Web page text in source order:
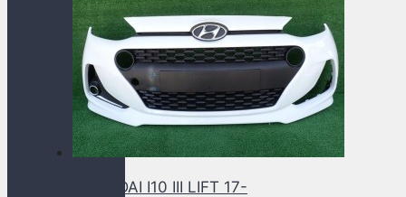
HYUNDAI I10 III LIFT 17-